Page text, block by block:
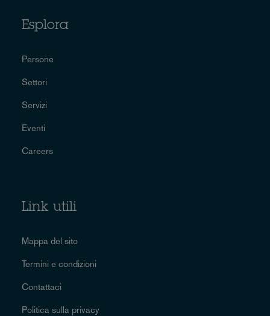
Esplora
Persone
Settori
Servizi
Eventi
Careers
Link utili
Mappa del sito
Termini e condizioni
Contattaci
Politica sulla privacy